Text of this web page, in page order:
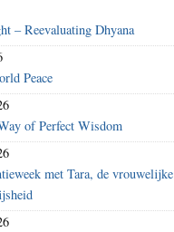
– Reevaluating Dhyana
Peace
of Perfect Wisdom
met Tara, de vrouwelijke